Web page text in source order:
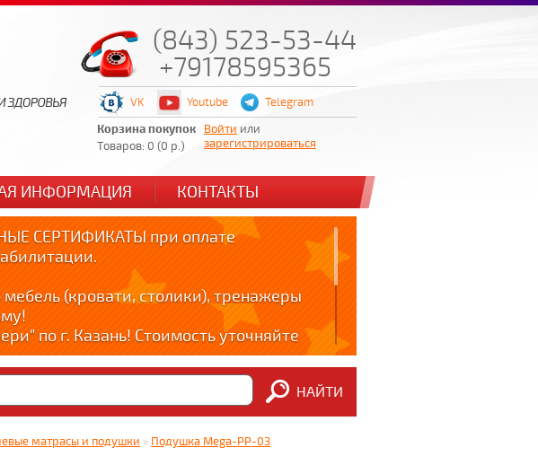
(843) 523-53-44
+79178595365
VK Youtube
Telegram
Корзина покупок
Товаров: 0 (0 р.)
Войти или
зарегистрироваться
ИНФОРМАЦИЯ КОНТАКТЫ
СЕРТИФИКАТЫ при оплате
(кровати, столики), тренажеры
по г. Казань! Стоимость уточняйте
товаров!!!
; Теlegram: t.me/zabota16 ;
; RUTUBE: Медицинский магазин
НАЙТИ
матрасы и подушки » Подушка Mega-PP-03